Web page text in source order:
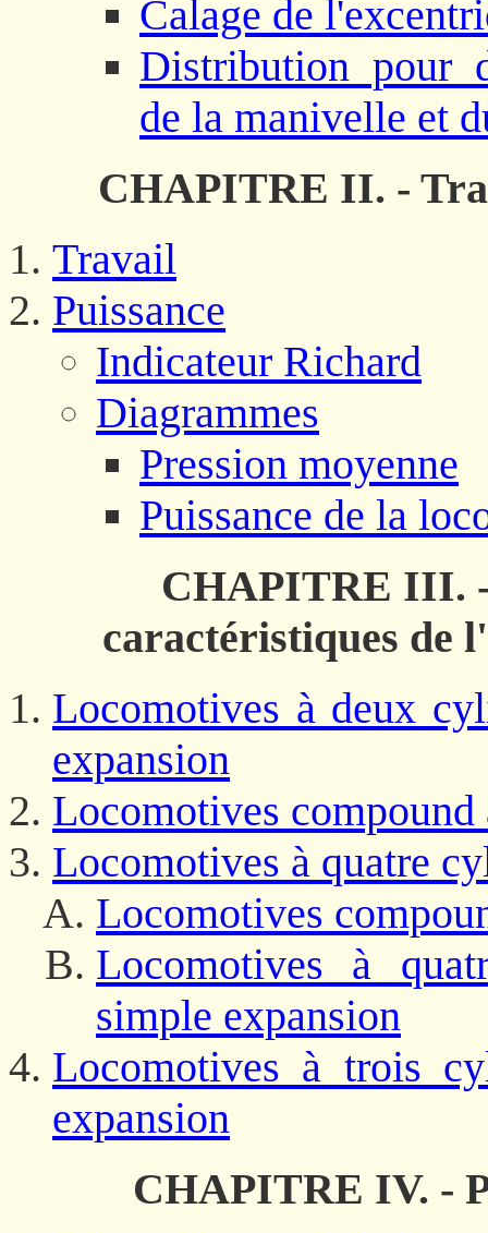
Calage de
Distribution pour
de la manivelle et
CHAPITRE II. -
Travail
Puissance
Indicateur Richard
Diagrammes
Pression moyenne
Puissance de la
CHAPITRE III.
caractéristiques de
Locomotives à deux
expansion
Locomotives
Locomotives à quatre
Locomotives
Locomotives à
simple expansion
Locomotives à trois
expansion
CHAPITRE IV. -